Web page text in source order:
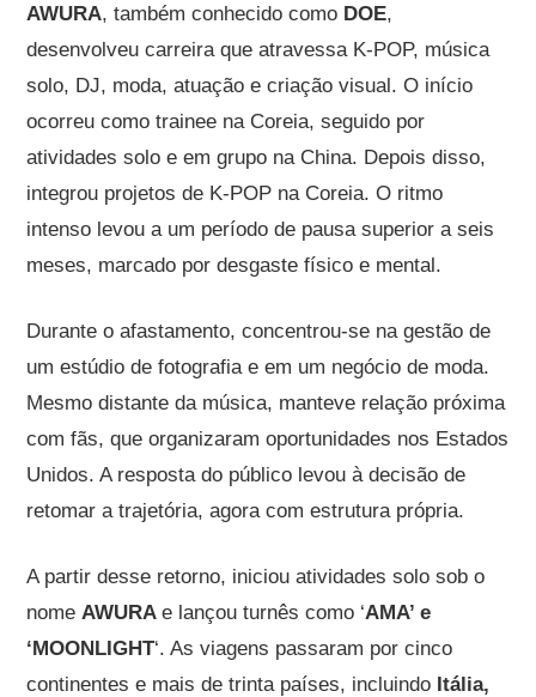
AWURA, também conhecido como DOE,
desenvolveu carreira que atravessa K-POP, música
solo, DJ, moda, atuação e criação visual. O início
ocorreu como trainee na Coreia, seguido por
atividades solo e em grupo na China. Depois disso,
integrou projetos de K-POP na Coreia. O ritmo
intenso levou a um período de pausa superior a seis
meses, marcado por desgaste físico e mental.
Durante o afastamento, concentrou-se na gestão de
um estúdio de fotografia e em um negócio de moda.
Mesmo distante da música, manteve relação próxima
com fãs, que organizaram oportunidades nos Estados
Unidos. A resposta do público levou à decisão de
retomar a trajetória, agora com estrutura própria.
A partir desse retorno, iniciou atividades solo sob o
nome AWURAe lançou turnês como ‘AMA’ e
‘MOONLIGHT‘. As viagens passaram por cinco
continentes e mais de trinta países, incluindo Itália,